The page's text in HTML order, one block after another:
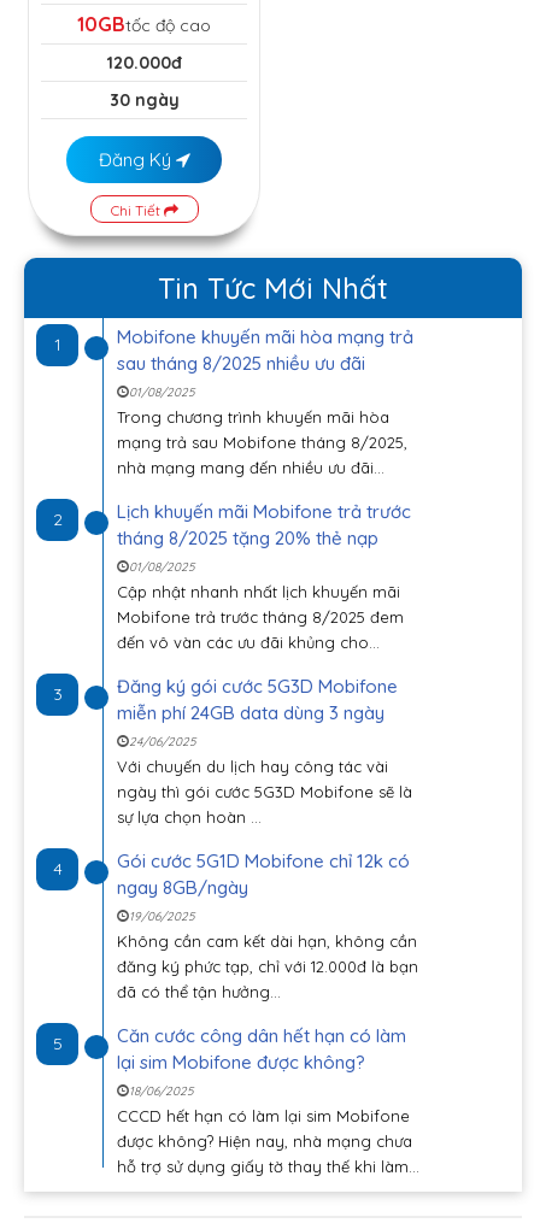
10GBtốc độ cao
120.000đ
30 ngày
Đăng Ký
Chi Tiết
Tin Tức Mới Nhất
1
Mobifone khuyến mãi hòa mạng trả
sau tháng 8/2025 nhiều ưu đãi
01/08/2025
Trong chương trình khuyến mãi hòa
mạng trả sau Mobifone tháng 8/2025,
nhà mạng mang đến nhiều ưu đãi...
2
Lịch khuyến mãi Mobifone trả trước
tháng 8/2025 tặng 20% thẻ nạp
01/08/2025
Cập nhật nhanh nhất lịch khuyến mãi
Mobifone trả trước tháng 8/2025 đem
đến vô vàn các ưu đãi khủng cho...
3
Đăng ký gói cước 5G3D Mobifone
miễn phí 24GB data dùng 3 ngày
24/06/2025
Với chuyến du lịch hay công tác vài
ngày thì gói cước 5G3D Mobifone sẽ là
sự lựa chọn hoàn ...
4
Gói cước 5G1D Mobifone chỉ 12k có
ngay 8GB/ngày
19/06/2025
Không cần cam kết dài hạn, không cần
đăng ký phức tạp, chỉ với 12.000đ là bạn
đã có thể tận hưởng...
5
Căn cước công dân hết hạn có làm
lại sim Mobifone được không?
18/06/2025
CCCD hết hạn có làm lại sim Mobifone
được không? Hiện nay, nhà mạng chưa
hỗ trợ sử dụng giấy tờ thay thế khi làm...